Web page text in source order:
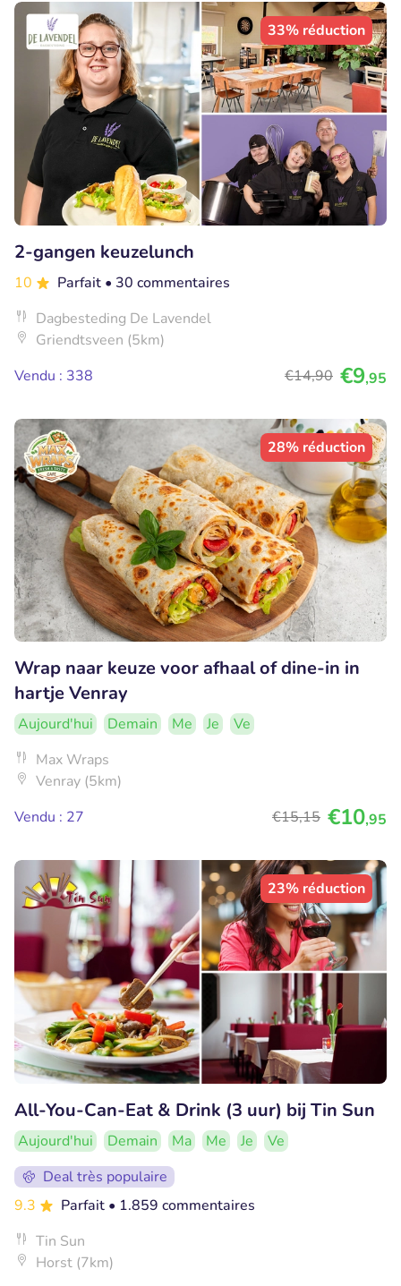
33% réduction
2-gangen keuzelunch
10 Parfait • 30 commentaires
Dagbesteding De Lavendel
Griendtsveen (5km)
Vendu : 338
€14,90 €9,95
28% réduction
Wrap naar keuze voor afhaal of dine-in in
hartje Venray
Aujourd'hui Demain Me Je
Ve
Max Wraps
Venray (5km)
Vendu : 27
€15,15 €10,95
23% réduction
All-You-Can-Eat & Drink (3 uur) bij Tin Sun
Aujourd'hui Demain Ma Me Je
Ve
Deal très populaire
9.3
Parfait • 1.859 commentaires
Tin Sun
Horst (7km)